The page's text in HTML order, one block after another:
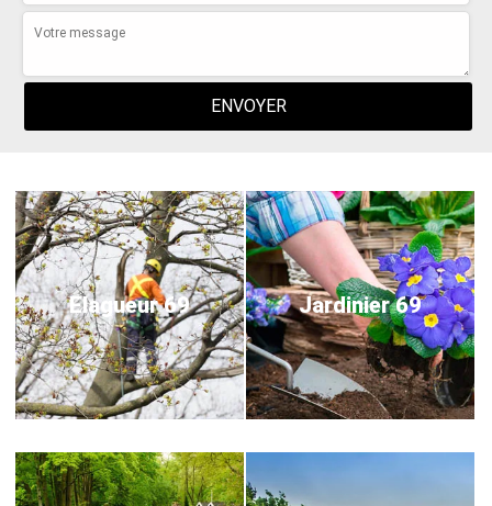
Elagueur 69 Jardinier 69